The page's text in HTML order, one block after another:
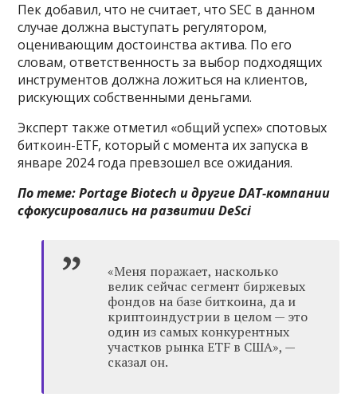
Пек добавил, что не считает, что SEC в данном
случае должна выступать регулятором,
оценивающим достоинства актива. По его
словам, ответственность за выбор подходящих
инструментов должна ложиться на клиентов,
рискующих собственными деньгами.
Эксперт также отметил «общий успех» спотовых
биткоин-ETF, который с момента их запуска в
январе 2024 года превзошел все ожидания.
По теме:Portage Biotech и другие DAT-компании
сфокусировались на развитии DeSci
«Меня поражает, насколько
велик сейчас сегмент биржевых
фондов на базе биткоина, да и
криптоиндустрии в целом — это
один из самых конкурентных
участков рынка ETF в США», —
сказал он.